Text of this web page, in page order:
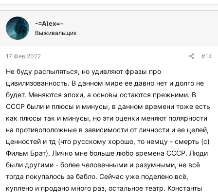
-=Аlex=-
Выживальщик
17 Фев 2022 #14
Не буду распыляться, но удивляют фразы про
цивилизованность. В данном мире ее давно нет и долго не
будет. Меняются эпохи, а основы остаются прежними. В
СССР были и плюсы и минусы, в данном времени тоже есть
как плюсы так и минусы, но эти оценки меняют полярности
на противоположные в зависимости от личности и ее целей,
ценностей и тд (что русскому хорошо, то немцу - смерть (с)
Фильм Брат). Лично мне больше любо времена СССР. Люди
были другими - более человечными и разумными, не всё
тогда покупалось за бабло. Сейчас уже поделено всё,
куплено и продано много раз, остальное театр. Константы